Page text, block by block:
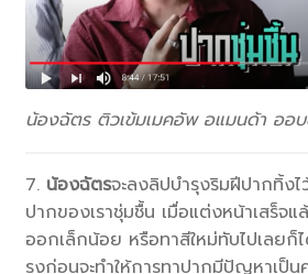
น้องฉัตร ติวเข้มเมคอัพ อแมนด้า ออ
7. น้องฉัตรจะลงลิปบำรุงริมฝีปากทิ้ง
ปากของเราชุ่มชื้น เมื่อแต่งหน้าเสร็จ
ออกเล็กน้อย หรือทาสีใหม่ทับไปเลยก็
รุงก่อนจะทำให้การทาปากมีปัญหาเป็น